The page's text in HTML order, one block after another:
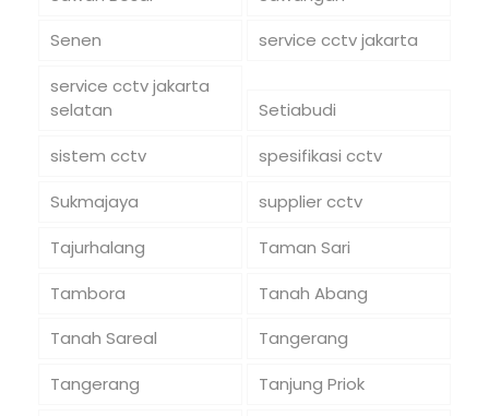
Senen
service cctv jakarta
service cctv jakarta
selatan
Setiabudi
sistem cctv
spesifikasi cctv
Sukmajaya
supplier cctv
Tajurhalang
Taman Sari
Tambora
Tanah Abang
Tanah Sareal
Tangerang
Tangerang
Tanjung Priok